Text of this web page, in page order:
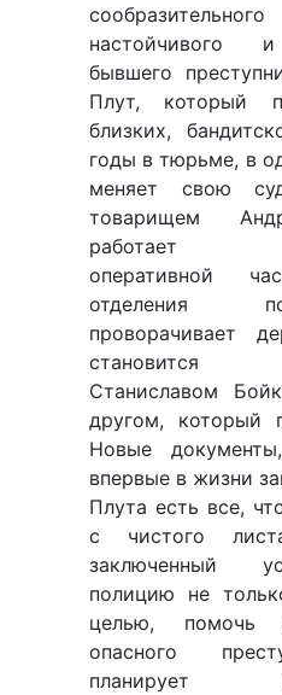
настойчивого
бывшего
Плут, который
близких,
годы в тюрьме, в
меняет свою
товарищем
работает
оперативной
отделения
проворачивает
становится
Станиславом
другом, который
Новые
впервые в жизни
Плута есть все,
с чистого
заключенный
полицию не
целью, помочь
опасного
планирует